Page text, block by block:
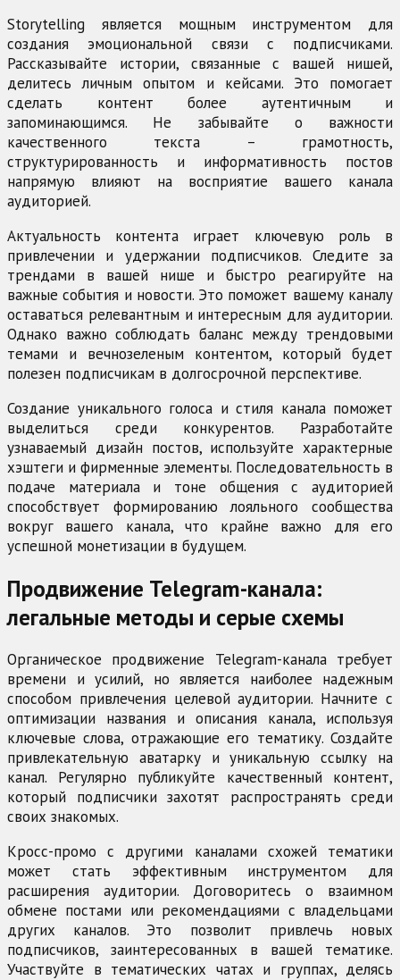
Storytelling является мощным инструментом для
создания эмоциональной связи с подписчиками.
Рассказывайте истории, связанные с вашей нишей,
делитесь личным опытом и кейсами. Это помогает
сделать контент более аутентичным и
запоминающимся. Не забывайте о важности
качественного текста – грамотность,
структурированность и информативность постов
напрямую влияют на восприятие вашего канала
аудиторией.
Актуальность контента играет ключевую роль в
привлечении и удержании подписчиков. Следите за
трендами в вашей нише и быстро реагируйте на
важные события и новости. Это поможет вашему каналу
оставаться релевантным и интересным для аудитории.
Однако важно соблюдать баланс между трендовыми
темами и вечнозеленым контентом, который будет
полезен подписчикам в долгосрочной перспективе.
Создание уникального голоса и стиля канала поможет
выделиться среди конкурентов. Разработайте
узнаваемый дизайн постов, используйте характерные
хэштеги и фирменные элементы. Последовательность в
подаче материала и тоне общения с аудиторией
способствует формированию лояльного сообщества
вокруг вашего канала, что крайне важно для его
успешной монетизации в будущем.
Продвижение Telegram-канала:
легальные методы и серые схемы
Органическое продвижение Telegram-канала требует
времени и усилий, но является наиболее надежным
способом привлечения целевой аудитории. Начните с
оптимизации названия и описания канала, используя
ключевые слова, отражающие его тематику. Создайте
привлекательную аватарку и уникальную ссылку на
канал. Регулярно публикуйте качественный контент,
который подписчики захотят распространять среди
своих знакомых.
Кросс-промо с другими каналами схожей тематики
может стать эффективным инструментом для
расширения аудитории. Договоритесь о взаимном
обмене постами или рекомендациями с владельцами
других каналов. Это позволит привлечь новых
подписчиков, заинтересованных в вашей тематике.
Участвуйте в тематических чатах и группах, делясь